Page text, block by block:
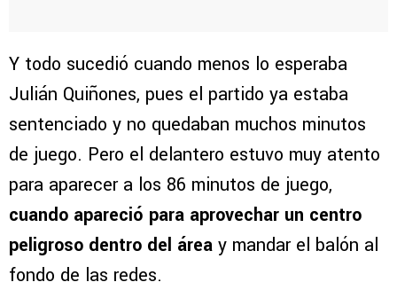
Y todo sucedió cuando menos lo esperaba
Julián Quiñones, pues el partido ya estaba
sentenciado y no quedaban muchos minutos
de juego. Pero el delantero estuvo muy atento
para aparecer a los 86 minutos de juego,
cuando apareció para aprovechar un centro
peligroso dentro del área y mandar el balón al
fondo de las redes.